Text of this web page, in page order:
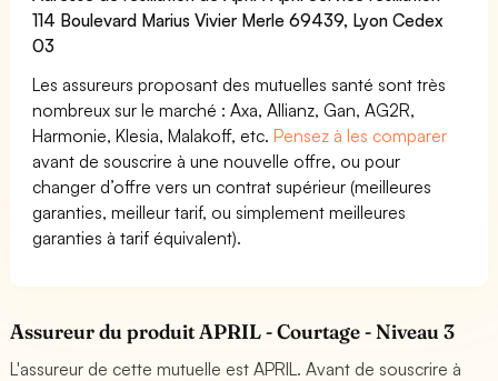
114 Boulevard Marius Vivier Merle 69439, Lyon Cedex
03
Les assureurs proposant des mutuelles santé sont très
nombreux sur le marché : Axa, Allianz, Gan, AG2R,
Harmonie, Klesia, Malakoff, etc.Pensez à les comparer
avant de souscrire à une nouvelle offre, ou pour
changer d’offre vers un contrat supérieur (meilleures
garanties, meilleur tarif, ou simplement meilleures
garanties à tarif équivalent).
Assureur du produit APRIL - Courtage - Niveau 3
L'assureur de cette mutuelle est APRIL. Avant de souscrire à